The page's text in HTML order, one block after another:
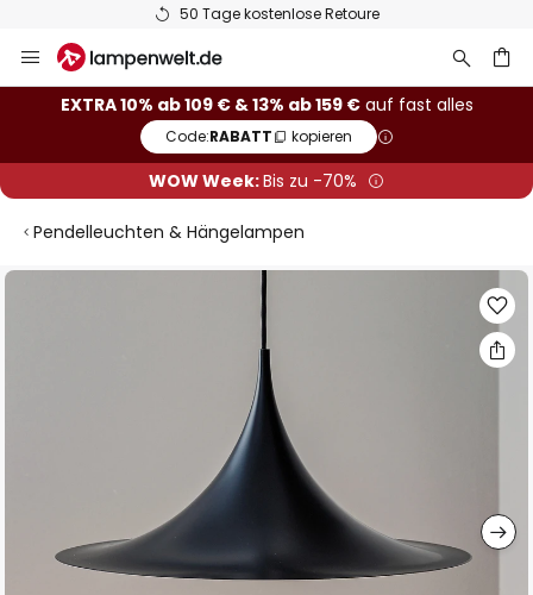
50 Tage kostenlose Retoure
Inhalt
springen
EXTRA 10% ab 109 € & 13% ab 159 €auf fast alles
Code:RABATT kopieren
WOW Week:Bis zu -70%
Pendelleuchten & Hängelampen
Zum